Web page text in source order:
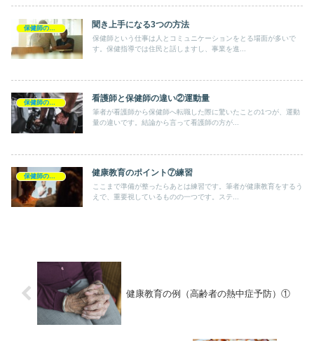
聞き上手になる3つの方法
保健師という仕事は人とコミュニケーションをとる場面が多いで
す。保健指導では住民と話しますし、事業を進...
看護師と保健師の違い②運動量
筆者が看護師から保健師へ転職した際に驚いたことの1つが、運動
量の違いです。結論から言って看護師の方が...
保健師の日常 健康教育のポイント⑦練習
ここまで準備が整ったらあとは練習です。筆者が健康教育をするう
えで、重要視しているものの一つです。ステ...
健康教育の例（高齢者の熱中症予防）①